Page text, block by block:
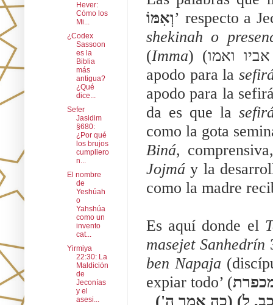
וְאִמּוֹ
shekinah o
(Imma
apodo para la
apodo para la
da es que la
como la gota
Biná
Jojmá y la
como la madre
Es aquí donde el
masejet Sanhedrín
ben Napaja
expiar todo’ (
Hever:
Cómo los
Mi...
¿Codex
Sassoon
es la
Biblia
más
antigua?
¿Qué
dice...
Sefer
Jasidim
§680:
¿Por qué
los brujos
cumpliero
n...
El nombre
de
Yeshúah
o
Yahshúa
como un
invento
cat...
Yirmiya
22:30: La
Maldición
de
Jeconías
y el
asesi...